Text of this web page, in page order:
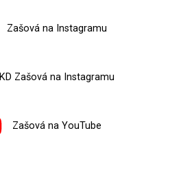
Zašová na Instagramu
KD Zašová na Instagramu
Zašová na YouTube